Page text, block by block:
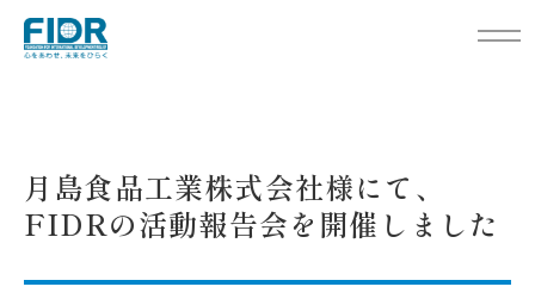
月島食品工業株式会社様にて、FIDRの活動報告会を開催しました
月島食品工業株式会社様にて、
FIDRの活動報告会を開催しました